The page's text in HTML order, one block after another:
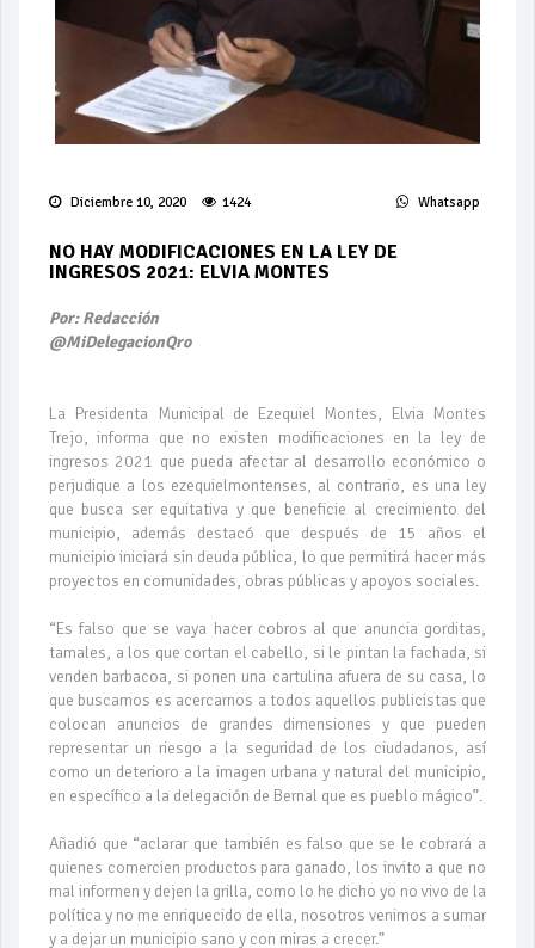
Diciembre 10, 2020 1424 Whatsapp
NO HAY MODIFICACIONES EN LA LEY DE
INGRESOS 2021: ELVIA MONTES
Por: Redacción
@MiDelegacionQro
La Presidenta Municipal de Ezequiel Montes, Elvia Montes
Trejo, informa que no existen modificaciones en la ley de
ingresos 2021 que pueda afectar al desarrollo económico o
perjudique a los ezequielmontenses, al contrario, es una ley
que busca ser equitativa y que beneficie al crecimiento del
municipio, además destacó que después de 15 años el
municipio iniciará sin deuda pública, lo que permitirá hacer más
proyectos en comunidades, obras públicas y apoyos sociales.
“Es falso que se vaya hacer cobros al que anuncia gorditas,
tamales, a los que cortan el cabello, si le pintan la fachada, si
venden barbacoa, si ponen una cartulina afuera de su casa, lo
que buscamos es acercarnos a todos aquellos publicistas que
colocan anuncios de grandes dimensiones y que pueden
representar un riesgo a la seguridad de los ciudadanos, así
como un deterioro a la imagen urbana y natural del municipio,
en específico a la delegación de Bernal que es pueblo mágico”.
Añadió que “aclarar que también es falso que se le cobrará a
quienes comercien productos para ganado, los invito a que no
mal informen y dejen la grilla, como lo he dicho yo no vivo de la
política y no me enriquecido de ella, nosotros venimos a sumar
y a dejar un municipio sano y con miras a crecer.”